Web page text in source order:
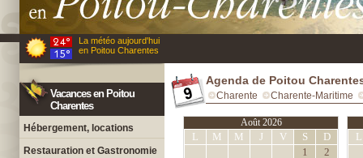
La météo aujourd'hui
en Poitou Charentes
Vacances en Poitou
Charentes
Hébergement, locations
Restauration et Gastronomie
Agenda de Poitou
Charente Charente-Maritime
Août 2026
L M M J V S
D
1
2
L